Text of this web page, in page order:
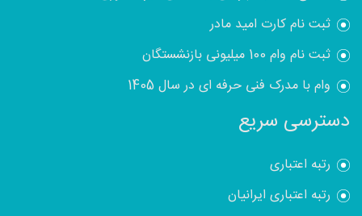
ثبت نام کارت امید مادر
ثبت نام وام 100 میلیونی بازنشستگان
وام با مدرک فنی حرفه ای در سال 1405
دسترسی سریع
رتبه اعتباری
رتبه اعتباری ایرانیان